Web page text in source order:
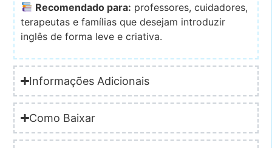
Recomendado para: professores, cuidadores,
terapeutas e famílias que desejam introduzir
inglês de forma leve e criativa.
Informações Adicionais
Como Baixar